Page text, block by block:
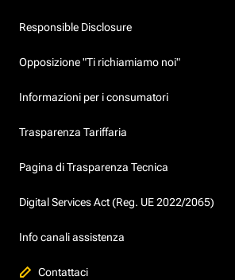
Responsible Disclosure
Opposizione "Ti richiamiamo noi"
Informazioni per i consumatori
Trasparenza Tariffaria
Pagina di Trasparenza Tecnica
Digital Services Act (Reg. UE 2022/2065)
Info canali assistenza
Contattaci